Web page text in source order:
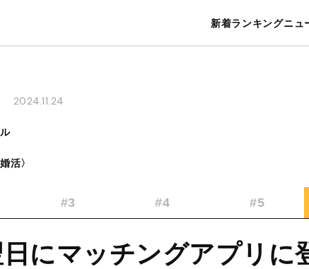
新着ランキングニュ
暮らし スポーツ
2024.11.24
活〉
#3 #4 #5
にマッチングアプリに